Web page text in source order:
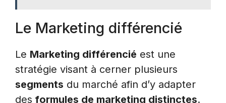
Le Marketing différencié
Le Marketing différencié est une
stratégie visant à cerner plusieurs
segments du marché afin d’y adapter
des formules de marketing distinctes.